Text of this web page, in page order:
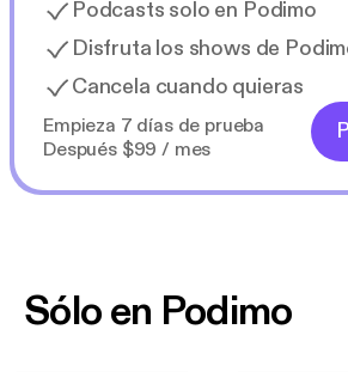
Podcasts solo en Podimo
Disfruta los shows de
Cancela cuando quieras
Empieza 7 días de prueba
Después $99 / mes
Sólo en Podimo